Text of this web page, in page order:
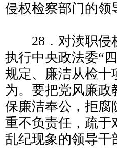
侵权检察部门的领
28．对渎职侵权
执行中央政法委“
规定、廉洁从检十
为。要把党风廉
保廉洁奉公，拒腐
重不负责任，疏于
乱纪现象的领导干